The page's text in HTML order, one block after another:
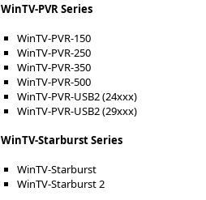
WinTV-PVR Series
WinTV-PVR-150
WinTV-PVR-250
WinTV-PVR-350
WinTV-PVR-500
WinTV-PVR-USB2 (24xxx)
WinTV-PVR-USB2 (29xxx)
WinTV-Starburst Series
WinTV-Starburst
WinTV-Starburst 2